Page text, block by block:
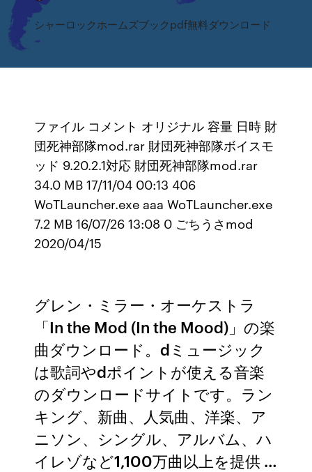
シャーロックホームズブックpdf無料ダウンロード
ファイル コメント オリジナル 容量 日時 財
団死神部隊mod.rar 財団死神部隊ボイスモ
ッド 9.20.2.1対応 財団死神部隊mod.rar
34.0 MB 17/11/04 00:13 406
WoTLauncher.exe aaa WoTLauncher.exe
7.2 MB 16/07/26 13:08 0 ごちうさmod
2020/04/15
グレン・ミラー・オーケストラ
「In the Mod (In the Mood)」の楽
曲ダウンロード。dミュージック
は歌詞やdポイントが使える音楽
のダウンロードサイトです。ラン
キング、新曲、人気曲、洋楽、ア
ニソン、シングル、アルバム、ハ
イレゾなど1,100万曲以上を提供 …